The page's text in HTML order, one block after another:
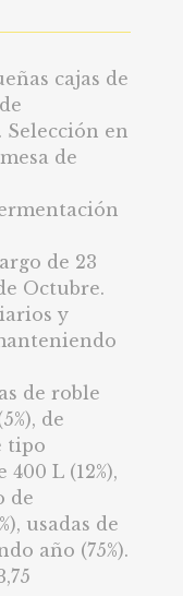
cajas de
Selección en
de
de 23
Octubre.
y
de roble
de
tipo
L (12%),
de
usadas de
año (75%).